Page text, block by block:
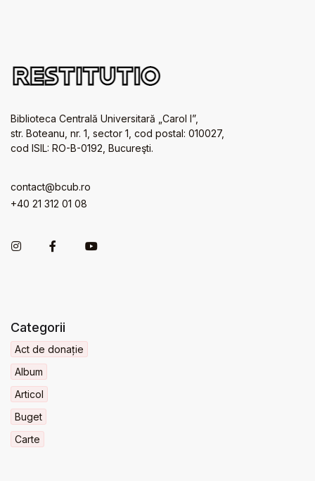
Biblioteca Centrală Universitară „Carol I”,
str. Boteanu, nr. 1, sector 1, cod postal: 010027,
cod ISIL: RO-B-0192, Bucureşti.
contact@bcub.ro
+40 21 312 01 08
Categorii
Act de donație
Album
Articol
Buget
Carte